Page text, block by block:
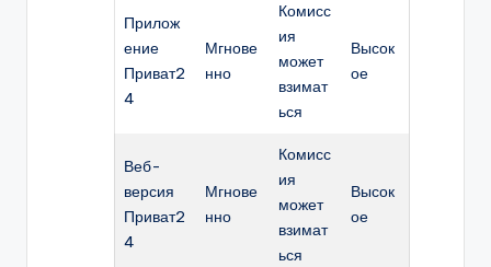
Прилож
ение
Приват2
4
Мгнове
нно
Комисс
ия
может
взимат
ься
Высок
ое
Веб-
версия
Приват2
4
Мгнове
нно
Комисс
ия
может
взимат
ься
Высок
ое